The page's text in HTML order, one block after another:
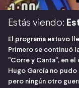
Estás viendo:
El programa estuvo
Primero se continuó
"Corre y Canta", en
Hugo García no
pero ningún otro